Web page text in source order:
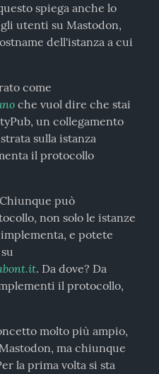
spiega anche lo
utenti su Mastodon,
dell'istanza a cui
che vuol dire che stai
un collegamento
il protocollo
può
non solo le istanze
e potete
. Da dove? Da
il protocollo,
molto più ampio,
ma chiunque
la prima volta si sta